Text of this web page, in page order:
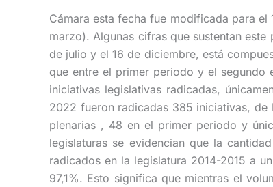
Cámara esta fecha fue modificada para
marzo). Algunas cifras que sustentan
de julio y el 16 de diciembre, está
que entre el primer periodo y el segundo
iniciativas legislativas radicadas,
2022 fueron radicadas 385 iniciativas,
plenarias , 48 en el primer periodo y
legislaturas se evidencian que la
radicados en la legislatura 2014-2015 a
97,1%. Esto significa que mientras el